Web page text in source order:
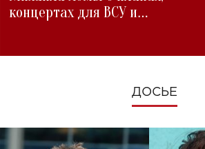
концертах для ВСУ и
ДОСЬЕ